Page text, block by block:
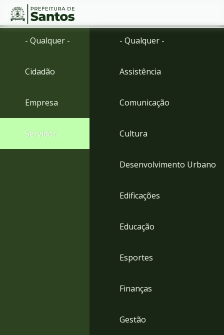
Ir
menu
para
Conteúdo
- Qualquer -
Cidadão
Empresa
Servidor
- Qualquer -
Assistência
Comunicação
Cultura
Desenvolvimento Urbano
Edificações
Educação
Esportes
Finanças
Gestão